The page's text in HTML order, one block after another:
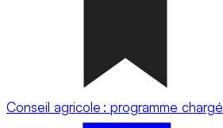
Conseil agricole : programme chargé